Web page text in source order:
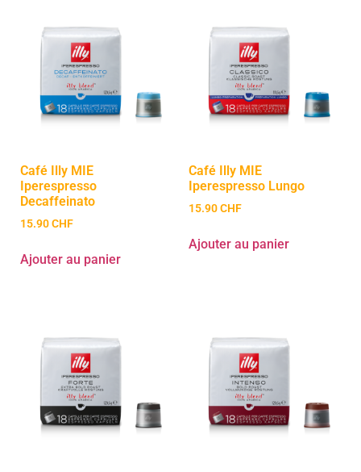
Café Illy MIE
Iperespresso
Decaffeinato
15.90CHF
Ajouter au panier
Café Illy MIE
Iperespresso Lungo
15.90CHF
Ajouter au panier